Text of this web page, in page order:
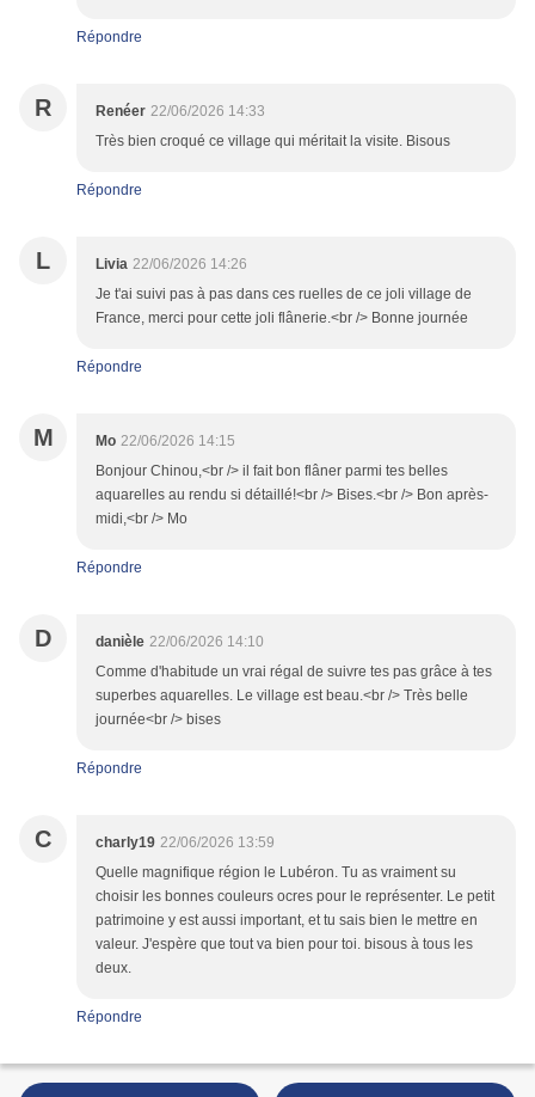
Répondre
R Renéer 22/06/2026 14:33
Très bien croqué ce village qui méritait la visite. Bisous
Répondre
L Livia 22/06/2026 14:26
Je t'ai suivi pas à pas dans ces ruelles de ce joli village de
France, merci pour cette joli flânerie.<br /> Bonne journée
Répondre
M Mo 22/06/2026 14:15
Bonjour Chinou,<br /> il fait bon flâner parmi tes belles
aquarelles au rendu si détaillé!<br /> Bises.<br /> Bon après-
midi,<br /> Mo
Répondre
D danièle 22/06/2026 14:10
Comme d'habitude un vrai régal de suivre tes pas grâce à tes
superbes aquarelles. Le village est beau.<br /> Très belle
journée<br /> bises
Répondre
C charly19 22/06/2026 13:59
Quelle magnifique région le Lubéron. Tu as vraiment su
choisir les bonnes couleurs ocres pour le représenter. Le petit
patrimoine y est aussi important, et tu sais bien le mettre en
valeur. J'espère que tout va bien pour toi. bisous à tous les
deux.
Répondre